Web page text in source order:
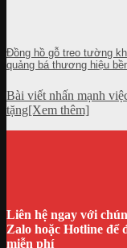
Đồng hồ gỗ treo tường
quảng bá thương hiệu
Bài viết nhấn mạnh
tặng[Xem thêm]
Liên hệ ngay với
Zalo hoặc Hotline để
miễn phí